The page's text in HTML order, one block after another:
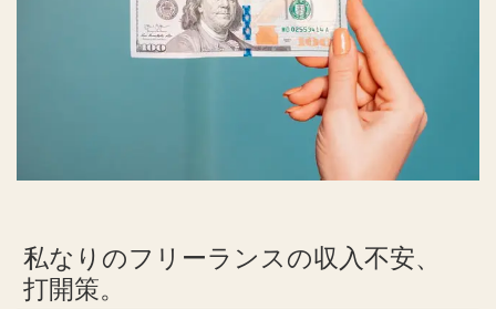
私なりのフリーランスの収入不安、
打開策。